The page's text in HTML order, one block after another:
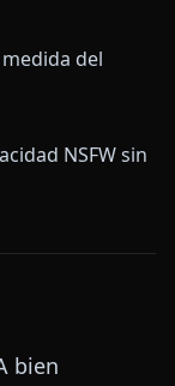
del
NSFW sin
bien